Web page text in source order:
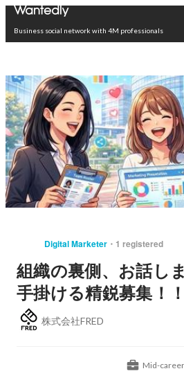
Business social network with 4M professionals
Digital Marketer 1 registered
組織の裏側、お話し
手掛ける精鋭募集！！
株式会社FRED
Mid-career